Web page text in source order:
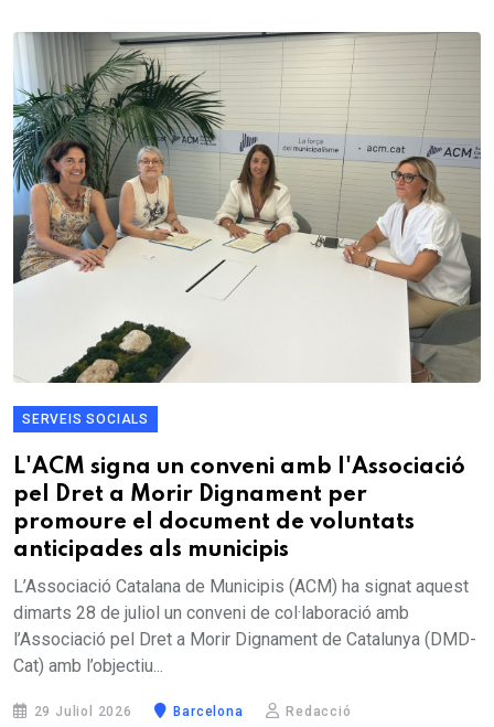
SERVEIS SOCIALS
L'ACM signa un conveni amb l'Associació
pel Dret a Morir Dignament per
promoure el document de voluntats
anticipades als municipis
L’Associació Catalana de Municipis (ACM) ha signat aquest
dimarts 28 de juliol un conveni de col·laboració amb
l’Associació pel Dret a Morir Dignament de Catalunya (DMD-
Cat) amb l’objectiu...
29 Juliol 2026 Barcelona Redacció